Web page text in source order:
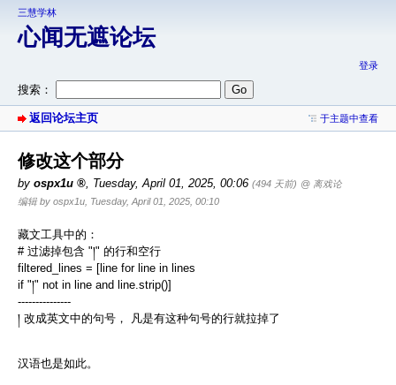
三慧学林
心闻无遮论坛
登录
搜索：
返回论坛主页 于主题中查看
修改这个部分
by ospx1u , Tuesday, April 01, 2025, 00:06 (494 天前) @ 离戏论
编辑 by ospx1u, Tuesday, April 01, 2025, 00:10
藏文工具中的：
# 过滤掉包含 "།" 的行和空行
filtered_lines = [line for line in lines
if "།" not in line and line.strip()]
---------------
། 改成英文中的句号， 凡是有这种句号的行就拉掉了
汉语也是如此。